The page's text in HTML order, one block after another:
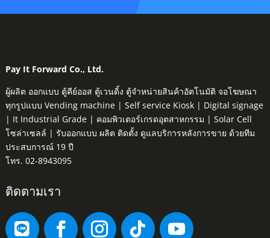
Pay It Forward Co., Ltd.
ผู้ผลิต ออกแบบ ตู้คีย์ออส ตู้เวนดิ้ง ตู้จำหน่ายสินค้าอัตโนมัติ จอโฆษณา
ทุกรูปแบบ Vending machine | Self service Kiosk | Digital signage
| It Industrial Grade | คอมพิวเตอร์เกรดอุตสาหกรรม | Solar Cell
โซล่าเซลล์ | รับออกแบบ ผลิต ติดตั้ง ดูแลบริการหลังการขาย ด้วยทีม
ประสบการณ์ 19 ปี
โทร. 02-8943095
ติดตามเรา